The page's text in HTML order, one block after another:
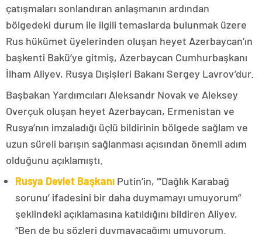
çatışmaları sonlandıran anlaşmanın ardından
bölgedeki durum ile ilgili temaslarda bulunmak üzere
Rus hükümet üyelerinden oluşan heyet Azerbaycan’ın
başkenti Bakü’ye gitmiş, Azerbaycan Cumhurbaşkanı
İlham Aliyev, Rusya Dışişleri Bakanı Sergey Lavrov’dur.
Başbakan Yardımcıları Aleksandr Novak ve Aleksey
Overçuk oluşan heyet Azerbaycan, Ermenistan ve
Rusya’nın imzaladığı üçlü bildirinin bölgede sağlam ve
uzun süreli barışın sağlanması açısından önemli adım
olduğunu açıklamıştı.
Rusya Devlet Başkanı Putin’in, “‘Dağlık Karabağ
sorunu’ ifadesini bir daha duymamayı umuyorum”
şeklindeki açıklamasına katıldığını bildiren Aliyev,
“Ben de bu sözleri duymayacağımı umuyorum.